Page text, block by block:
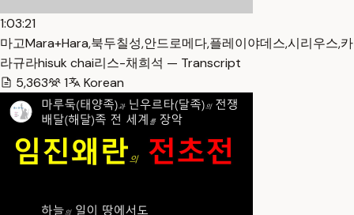
1:03:21
마고Mara+Hara,북두칠성,안드로메다,플레이야데스,시리우스,카
라규라hisuk chai리스-채희석 — Transcript
5,363
1 Korean